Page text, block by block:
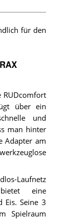
für den
RUDcomfort
über ein
und
man hinter
Adapter am
Laufnetz
eine
Eis. Seine 3
Spielraum